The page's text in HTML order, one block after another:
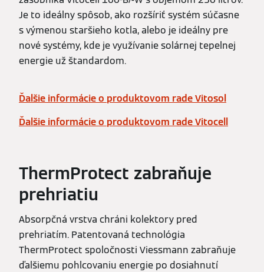
Je to ideálny spôsob, ako rozšíriť systém súčasne
s výmenou staršieho kotla, alebo je ideálny pre
nové systémy, kde je využívanie solárnej tepelnej
energie už štandardom.
Ďalšie informácie o produktovom rade Vitosol
Ďalšie informácie o produktovom rade Vitocell
ThermProtect zabraňuje
prehriatiu
Absorpčná vrstva chráni kolektory pred
prehriatím. Patentovaná technológia
ThermProtect spoločnosti Viessmann zabraňuje
ďalšiemu pohlcovaniu energie po dosiahnutí